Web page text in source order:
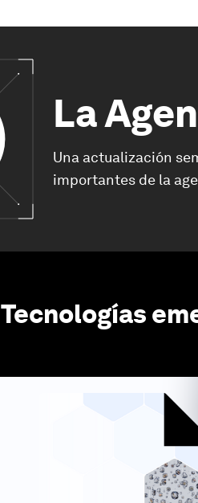
La
Una actualización
importantes de la
Tecnologías